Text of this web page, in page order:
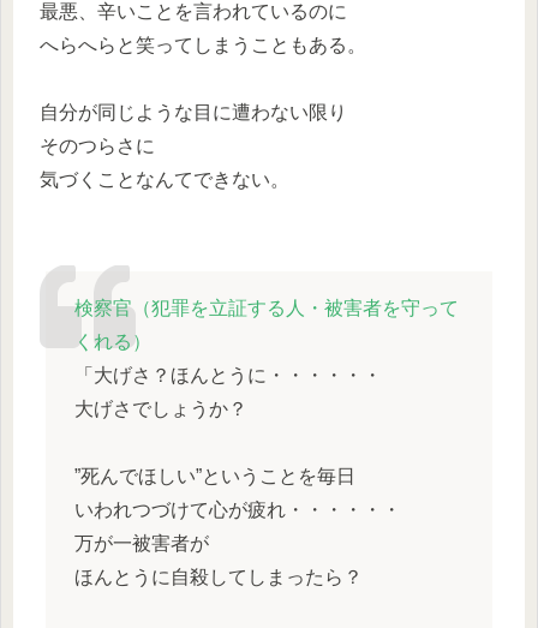
最悪、辛いことを言われているのに
へらへらと笑ってしまうこともある。
自分が同じような目に遭わない限り
そのつらさに
気づくことなんてできない。
検察官（犯罪を立証する人・被害者を守って
くれる）
「大げさ？ほんとうに・・・・・・
大げさでしょうか？
”死んでほしい”ということを毎日
いわれつづけて心が疲れ・・・・・・
万が一被害者が
ほんとうに自殺してしまったら？